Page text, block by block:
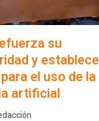
su
y establece
el uso de la
artificial